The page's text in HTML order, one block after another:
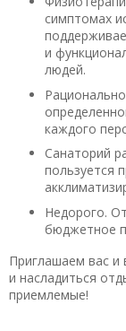
симптомах
и
людей.
каждого
Санаторий
пользуется
Недорого.
бюджетное
Приглашаем вас и
и насладиться
приемлемые!